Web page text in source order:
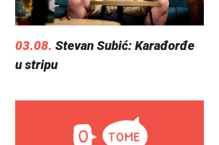
03.08. Stevan Subić: Karađorđe
u stripu